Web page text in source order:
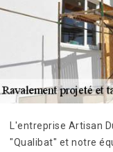
L'entreprise Artisan
"Qualibat" et notre